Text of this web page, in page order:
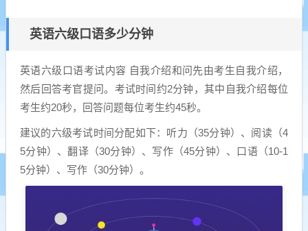
英语六级口语多少分钟
英语六级口语考试内容 自我介绍和问先由考生自我介绍，
然后回答考官提问。考试时间约2分钟，其中自我介绍每位
考生约20秒，回答问题每位考生约45秒。
建议的六级考试时间分配如下：听力（35分钟）、阅读（4
5分钟）、翻译（30分钟）、写作（45分钟）、口语（10-1
5分钟）、写作（30分钟）。